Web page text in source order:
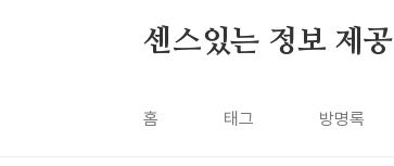
센스있는 정보 제공
홈 태그 방명록